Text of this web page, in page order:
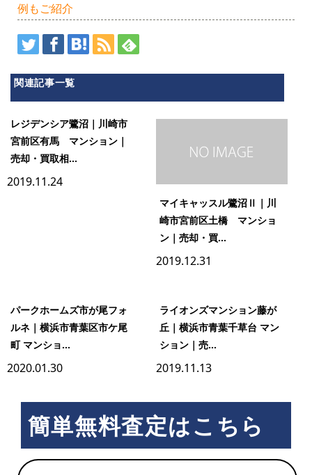
例もご紹介
関連記事一覧
レジデンシア鷺沼｜川崎市
宮前区有馬 マンション｜
売却・買取相...
2019.11.24
マイキャッスル鷺沼Ⅱ｜川
崎市宮前区土橋 マンショ
ン｜売却・買...
2019.12.31
パークホームズ市が尾フォ
ルネ｜横浜市青葉区市ケ尾
町 マンショ...
2020.01.30
ライオンズマンション藤が
丘｜横浜市青葉千草台 マン
ション｜売...
2019.11.13
簡単無料査定はこちら